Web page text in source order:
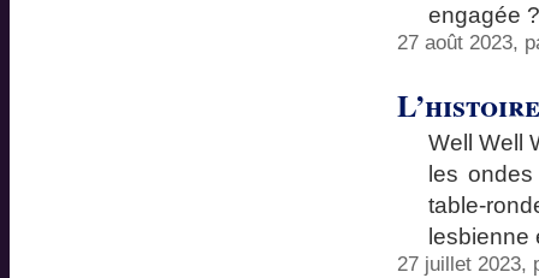
engagée ?
27 août 2023,
Well Well
les
table-
27 juillet 2023,